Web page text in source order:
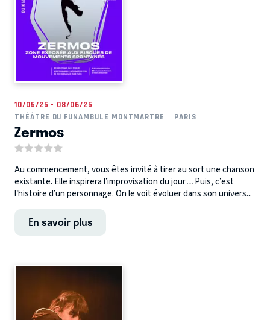
10/05/25 - 08/06/25
THÉÂTRE DU FUNAMBULE MONTMARTRE
PARIS
Zermos
Au commencement, vous êtes invité à tirer au sort une chanson
existante. Elle inspirera l’improvisation du jour…Puis, c’est
l’histoire d’un personnage. On le voit évoluer dans son univers...
En savoir plus